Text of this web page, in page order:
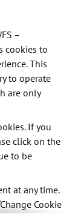
und
profitieren
–
cookies to
This
to operate
are only
If you
click on the
to be
at any time.
Cookie